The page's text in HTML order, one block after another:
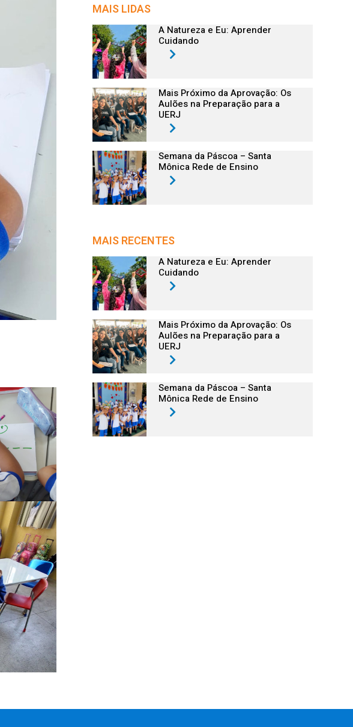
MAIS LIDAS
A Natureza e Eu: Aprender
Cuidando
Mais Próximo da Aprovação: Os
Aulões na Preparação para a
UERJ
Semana da Páscoa – Santa
Mônica Rede de Ensino
MAIS RECENTES
A Natureza e Eu: Aprender
Cuidando
Mais Próximo da Aprovação: Os
Aulões na Preparação para a
UERJ
Semana da Páscoa – Santa
Mônica Rede de Ensino